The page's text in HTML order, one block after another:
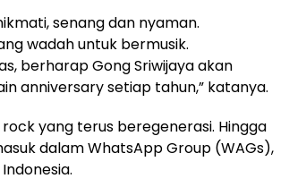
senang dan nyaman.
wadah untuk bermusik.
berharap Gong Sriwijaya akan
anniversary setiap tahun,” katanya.
yang terus beregenerasi. Hingga
dalam WhatsApp Group (WAGs),